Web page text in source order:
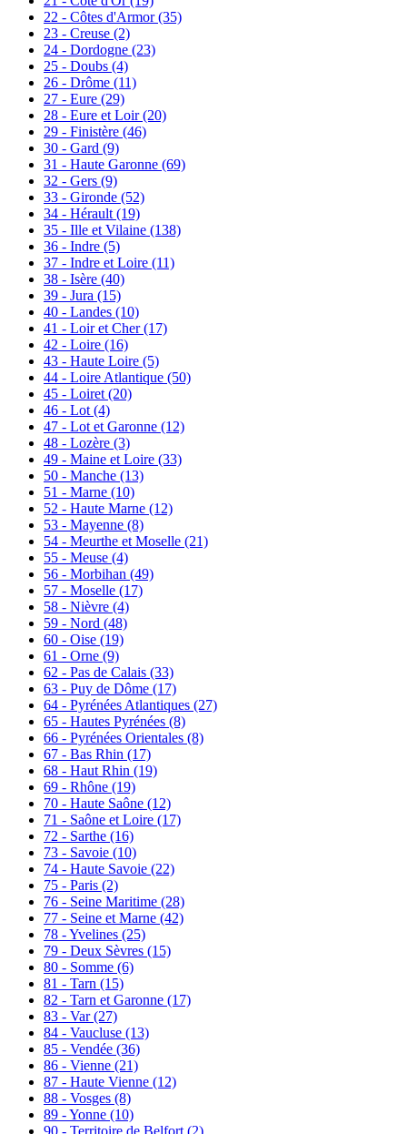
22 - Côtes d'Armor(35)
23 - Creuse (2)
24 - Dordogne (23)
25 - Doubs (4)
26 - Drôme (11)
27 - Eure (29)
28 - Eure et Loir(20)
29 - Finistère (46)
30 - Gard (9)
31 - Haute Garonne (69)
32 - Gers (9)
33 - Gironde (52)
34 - Hérault (19)
35 - Ille et Vilaine (138)
36 - Indre (5)
37 - Indre et Loire (11)
38 - Isère (40)
39 - Jura (15)
40 - Landes (10)
41 - Loir et Cher(17)
42 - Loire (16)
43 - Haute Loire (5)
44 - Loire Atlantique (50)
45 - Loiret (20)
46 - Lot (4)
47 - Lot et Garonne (12)
48 - Lozère (3)
49 - Maine et Loire (33)
50 - Manche (13)
51 - Marne (10)
52 - Haute Marne (12)
53 - Mayenne (8)
54 - Meurthe et Moselle (21)
55 - Meuse (4)
56 - Morbihan (49)
57 - Moselle (17)
58 - Nièvre (4)
59 - Nord (48)
60 - Oise (19)
61 - Orne (9)
62 - Pas de Calais (33)
63 - Puy de Dôme (17)
64 - Pyrénées Atlantiques (27)
65 - Hautes Pyrénées (8)
66 - Pyrénées Orientales (8)
67 - Bas Rhin (17)
68 - Haut Rhin (19)
69 - Rhône (19)
70 - Haute Saône (12)
71 - Saône et Loire (17)
72 - Sarthe (16)
73 - Savoie (10)
74 - Haute Savoie (22)
75 - Paris (2)
76 - Seine Maritime (28)
77 - Seine et Marne (42)
78 - Yvelines (25)
79 - Deux Sèvres (15)
80 - Somme (6)
81 - Tarn (15)
82 - Tarn et Garonne (17)
83 - Var(27)
84 - Vaucluse (13)
85 - Vendée (36)
86 - Vienne (21)
87 - Haute Vienne (12)
88 - Vosges (8)
89 - Yonne (10)